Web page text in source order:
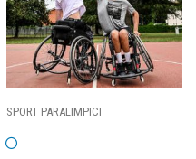
SPORT PARALIMPICI